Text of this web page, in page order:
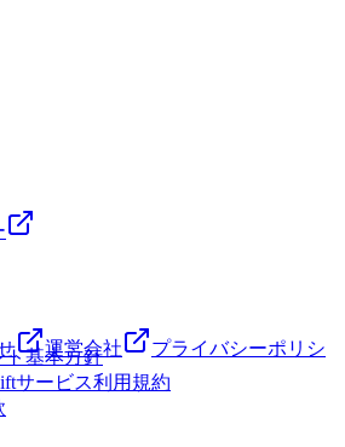
マッサージよりも気持ちいい!【肩甲
節ストレッチ】を取り入れたリラク
パサージオ西新井店&lt;住所&gt;西新
営業時間&gt;10:00～21:00
ができます！オリジナルのデジタル
られるので、普段は照れくさくて言
ッチリ伝わりますよメッセージ eギ
てもカンタン！下記のリンク（リラク
ジ）にアクセス贈りたいチケットを
ドで決済するだけ！ （Visa、
Express、Dinersがご利用いただ
?
の贈り物は、いつもと一味違う「健
んでみませんか？6月28日（日）ま
スです！ぜひこの機会をお見逃しな
さいね。皆様のご利用、そして大切
フ一同心よりお待ちしておりま
します。●ネックリンパケア：温感
して首元のリンパを流していきま
プションメニューがありますよ♪いろ
約でも大丈夫です。受付時にお疲れ
れが40%くらいの方は30分コースお
方は60分コースそれ以上の方は90分
めしています。 皆さまのご来店、心
いい!【肩甲骨ストレッチ】と【骨
れたリラク系ボディケア♪Re.Ra.Ku
住所&gt;西新井駅から徒歩3分!!〒
新井栄町1-17-1&lt;営業時間&gt;10:00
ト基本方針
サービス利用規約
運営会社
プライバシーポリシ